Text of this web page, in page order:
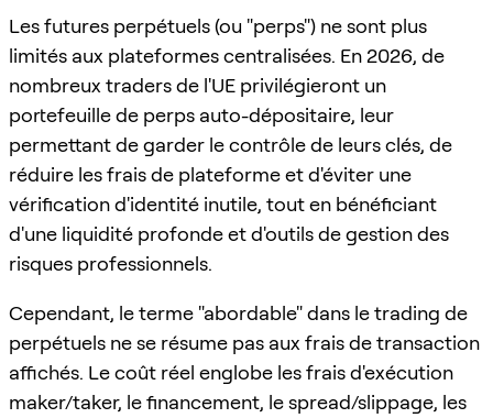
Les futures perpétuels (ou "perps") ne sont plus
limités aux plateformes centralisées. En 2026, de
nombreux traders de l'UE privilégieront un
portefeuille de perps auto-dépositaire, leur
permettant de garder le contrôle de leurs clés, de
réduire les frais de plateforme et d'éviter une
vérification d'identité inutile, tout en bénéficiant
d'une liquidité profonde et d'outils de gestion des
risques professionnels.
Cependant, le terme "abordable" dans le trading de
perpétuels ne se résume pas aux frais de transaction
affichés. Le coût réel englobe les frais d'exécution
maker/taker, le financement, le spread/slippage, les